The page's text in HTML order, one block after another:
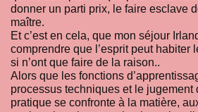
donner un parti prix, le faire esclave
maître.
Et c’est en cela, que mon séjour
comprendre que l’esprit peut habiter
si n’ont que faire de la raison..
Alors que les fonctions
processus techniques et le jugement
pratique se confronte à la matière,